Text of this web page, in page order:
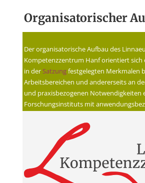
Organisatorischer
Der organisatorische Aufbau des
Kompetenzzentrum Hanf orientiert sich
in der Satzungfestgelegten Merkmalen
Arbeitsbereichen und andererseits an
und praxisbezogenen Notwendigkeiten
Forschungsinstituts mit